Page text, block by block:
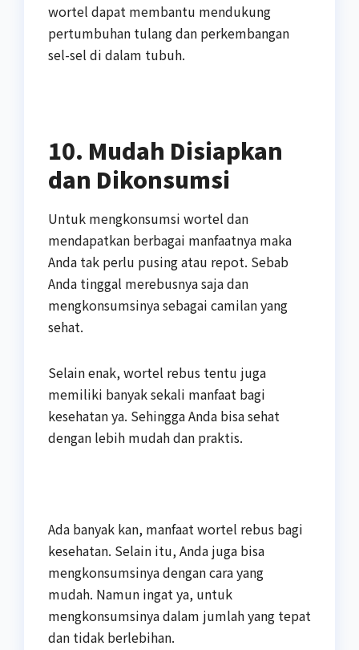
wortel dapat membantu mendukung
pertumbuhan tulang dan perkembangan
sel-sel di dalam tubuh.
10. Mudah Disiapkan
dan Dikonsumsi
Untuk mengkonsumsi wortel dan
mendapatkan berbagai manfaatnya maka
Anda tak perlu pusing atau repot. Sebab
Anda tinggal merebusnya saja dan
mengkonsumsinya sebagai camilan yang
sehat.
Selain enak, wortel rebus tentu juga
memiliki banyak sekali manfaat bagi
kesehatan ya. Sehingga Anda bisa sehat
dengan lebih mudah dan praktis.
Ada banyak kan, manfaat wortel rebus bagi
kesehatan. Selain itu, Anda juga bisa
mengkonsumsinya dengan cara yang
mudah. Namun ingat ya, untuk
mengkonsumsinya dalam jumlah yang tepat
dan tidak berlebihan.